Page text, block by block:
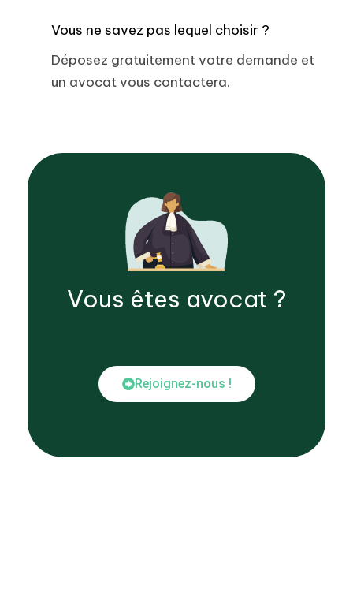
Vous ne savez pas lequel choisir ?
Déposez gratuitement votre demande et
un avocat vous contactera.
Vous êtes avocat ?
Rejoignez-nous !